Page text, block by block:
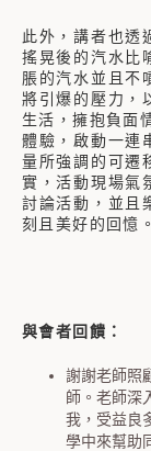
此外，講者也透
搖晃後的汽水比
脹的汽水並且不
將引爆的壓力，
生活，擁抱負面
體驗，啟動一連
量所強調的可遷
實，活動現場氣
討論活動，並且
刻且美好的回憶。
與會者回饋：
謝謝老師照
師。老師深
我，受益良
學中來幫助